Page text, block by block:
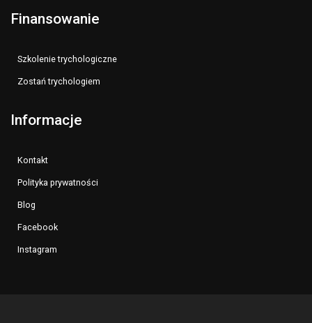
Finansowanie
Szkolenie trychologiczne
Zostań trychologiem
Informacje
Kontakt
Polityka prywatności
Blog
Facebook
Instagram